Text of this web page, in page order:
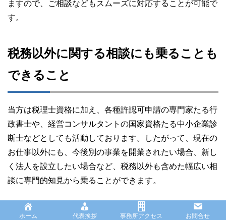
ますので、ご相談などもスムーズに対応することが可能で
す。
税務以外に関する相談にも乗ることも
できること
当方は税理士資格に加え、各種許認可申請の専門家たる行
政書士や、経営コンサルタントの国家資格たる中小企業診
断士などとしても活動しております。したがって、現在の
お仕事以外にも、今後別の事業を開業されたい場合、新し
く法人を設立したい場合など、税務以外も含めた幅広い相
談に専門的知見から乗ることができます。
依頼者の方が抱えられている不安を少しでも解決できれば
ホーム 代表挨拶 事務所アクセス お問合せ